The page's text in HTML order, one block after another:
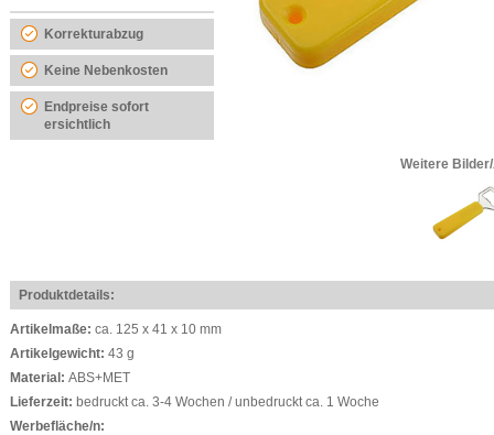
Korrekturabzug
Keine Nebenkosten
Endpreise sofort
ersichtlich
Weitere
Produktdetails:
Artikelmaße: ca. 125 x 41 x 10 mm
Artikelgewicht: 43 g
Material: ABS+MET
Lieferzeit: bedruckt ca. 3-4 Wochen / unbedruckt ca. 1 Woche
Werbefläche/n: